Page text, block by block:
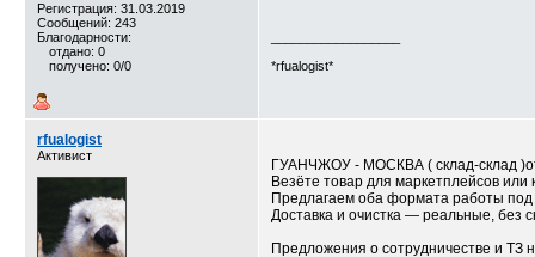
Регистрация: 31.03.2019
Сообщений: 243
Благодарности:
отдано: 0
получено: 0/0
*rfualogist*
rfualogist
Активист
ГУАНЧЖОУ - МОСКВА ( склад-склад
Везёте товар для маркетплейсов
Предлагаем оба формата работы
Доставка и очистка — реальные, без
Предложения о сотрудничестве и ТЗ